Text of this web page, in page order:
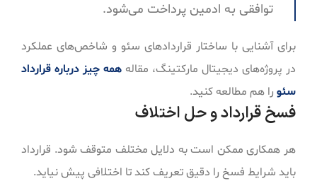
توافقی به ادمین پرداخت می‌شود.
برای آشنایی با ساختار قراردادهای سئو و شاخص‌های عملکرد
در پروژه‌های دیجیتال مارکتینگ، مقاله همه چیز درباره قرارداد
سئو را هم مطالعه کنید.
فسخ قرارداد و حل اختلاف
هر همکاری ممکن است به دلایل مختلف متوقف شود. قرارداد
باید شرایط فسخ را دقیق تعریف کند تا اختلافی پیش نیاید.